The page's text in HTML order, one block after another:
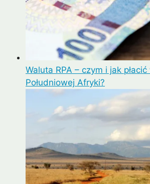
Waluta RPA – czym i jak
Południowej Afryki?